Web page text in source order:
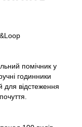
помічник у
годинники
для відстеження